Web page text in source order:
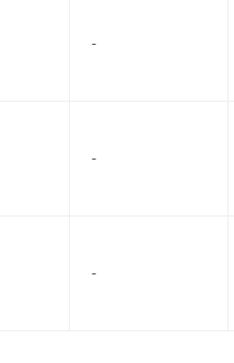
-
-
-